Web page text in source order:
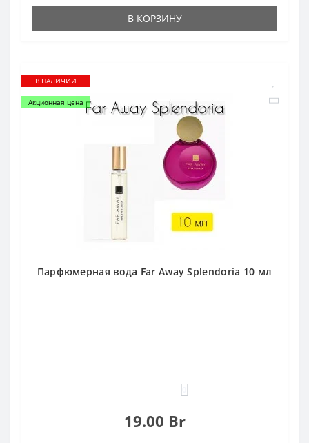
В КОРЗИНУ
В НАЛИЧИИ
Акционная цена
Парфюмерная вода Far Away Splendoria 10 мл
19.00 Br